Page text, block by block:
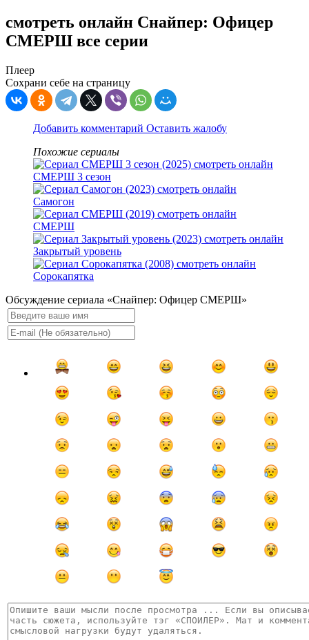
смотреть онлайн Снайпер: Офицер
СМЕРШ все серии
Плеер
Сохрани себе на страницу
Добавить комментарий Оставить жалобу
Похожие сериалы
СМЕРШ 3 сезон
Самогон
СМЕРШ
Закрытый уровень
Сорокапятка
Обсуждение сериала «Снайпер: Офицер СМЕРШ»